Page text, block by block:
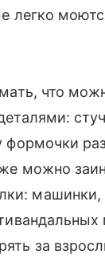
легко
что
формочки
можно
машинки,
за